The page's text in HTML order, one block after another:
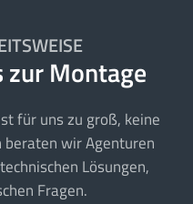
zur Montage
für uns zu groß, keine
beraten wir Agenturen
Lösungen,
Fragen.